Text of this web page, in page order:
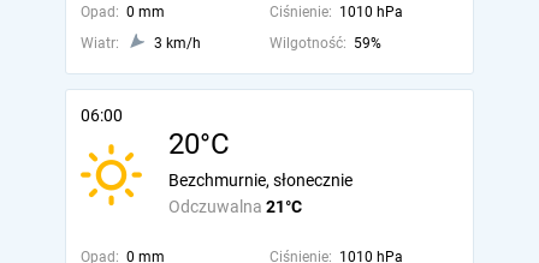
Opad: 0 mm Ciśnienie: 1010 hPa
Wiatr:
3 km/h Wilgotność: 59%
06:00
20°C
Odczuwalna 21°C
Bezchmurnie, słonecznie
Opad: 0 mm Ciśnienie: 1010 hPa